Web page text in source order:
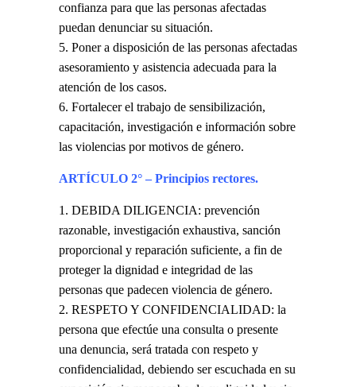
confianza para que las personas afectadas
puedan denunciar su situación.
Poner a disposición de las personas afectadas
asesoramiento y asistencia adecuada para la
atención de los casos.
Fortalecer el trabajo de sensibilización,
capacitación, investigación e información sobre
las violencias por motivos de género.
ARTÍCULO 2° – Principios rectores.
DEBIDA DILIGENCIA: prevención
razonable, investigación exhaustiva, sanción
proporcional y reparación suficiente, a fin de
proteger la dignidad e integridad de las
personas que padecen violencia de género.
RESPETO Y CONFIDENCIALIDAD: la
persona que efectúe una consulta o presente
una denuncia, será tratada con respeto y
confidencialidad, debiendo ser escuchada en su